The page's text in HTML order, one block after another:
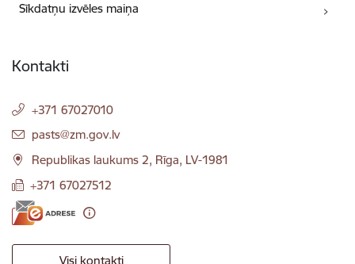
Sīkdatņu izvēles maiņa
Kontakti
+371 67027010
E-pasts:
pasts@zm.gov.lv
Republikas laukums 2, Rīga, LV-1981
+371 67027512
Visi kontakti